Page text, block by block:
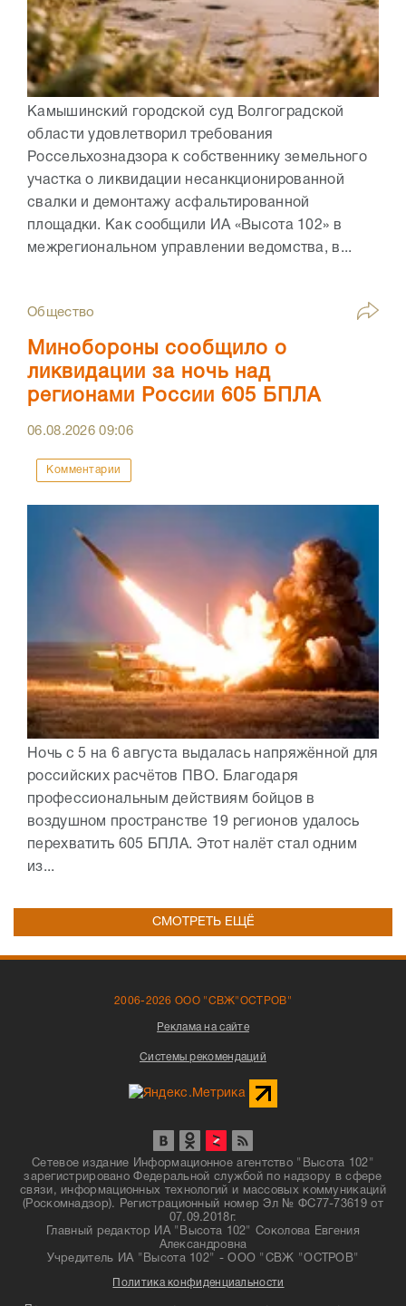
Камышинский городской суд Волгоградской
области удовлетворил требования
Россельхознадзора к собственнику земельного
участка о ликвидации несанкционированной
свалки и демонтажу асфальтированной
площадки. Как сообщили ИА «Высота 102» в
межрегиональном управлении ведомства, в...
Общество
Минобороны сообщило о
ликвидации за ночь над
регионами России 605 БПЛА
06.08.202609:06
Комментарии
Ночь с 5 на 6 августа выдалась напряжённой для
российских расчётов ПВО. Благодаря
профессиональным действиям бойцов в
воздушном пространстве 19 регионов удалось
перехватить 605 БПЛА. Этот налёт стал одним
из...
СМОТРЕТЬ ЕЩЁ
2006-2026 ООО "СВЖ"ОСТРОВ"
Реклама на сайте
Системы рекомендаций
Сетевое издание Информационное агентство "Высота 102"
зарегистрировано Федеральной службой по надзору в сфере
связи, информационных технологий и массовых коммуникаций
(Роскомнадзор). Регистрационный номер Эл № ФС77-73619 от
07.09.2018г.
Главный редактор ИА "Высота 102" Соколова Евгения
Александровна
Учредитель ИА "Высота 102" - ООО "СВЖ "ОСТРОВ"
Политика конфиденциальности